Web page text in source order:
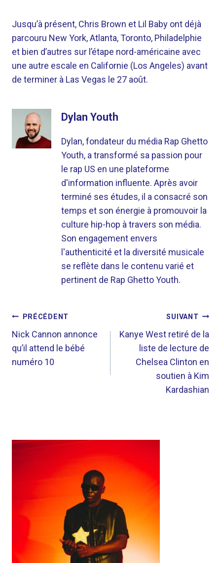
Jusqu’à présent, Chris Brown et Lil Baby ont déjà
parcouru New York, Atlanta, Toronto, Philadelphie
et bien d’autres sur l’étape nord-américaine avec
une autre escale en Californie (Los Angeles) avant
de terminer à Las Vegas le 27 août.
Dylan Youth
Dylan, fondateur du média Rap Ghetto
Youth, a transformé sa passion pour
le rap US en une plateforme
d'information influente. Après avoir
terminé ses études, il a consacré son
temps et son énergie à promouvoir la
culture hip-hop à travers son média.
Son engagement envers
l'authenticité et la diversité musicale
se reflète dans le contenu varié et
pertinent de Rap Ghetto Youth.
NAVIGATION
DE
L’ARTICLE
PRÉCÉDENT
Nick Cannon annonce
qu’il attend le bébé
numéro 10
SUIVANT
Kanye West retiré de la
liste de lecture de
Chelsea Clinton en
soutien à Kim
Kardashian